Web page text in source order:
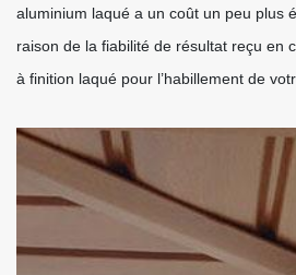
aluminium laqué a un coût un peu plus
raison de la fiabilité de résultat reçu en
à finition laqué pour l’habillement de